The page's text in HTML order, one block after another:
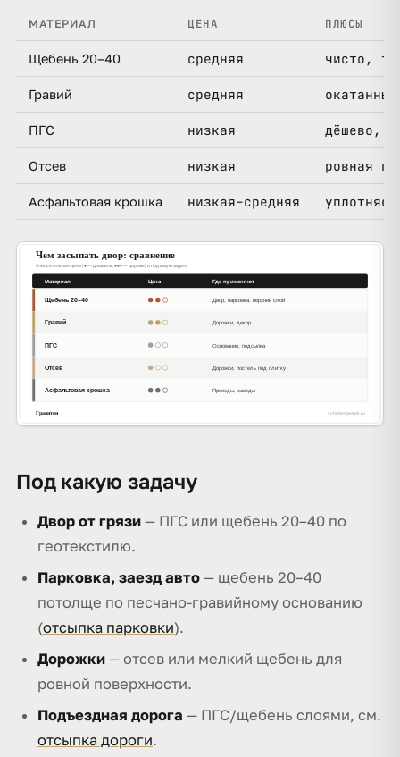
МАТЕРИАЛ ЦЕНА ПЛЮСЫ
Щебень 20–40 средняя чисто,
Гравий средняя
ПГС низкая дёшево,
Отсев низкая ровная
Асфальтовая крошка низкая–средняя
Под какую задачу
Двор от грязи — ПГС или щебень 20–40 по
геотекстилю.
Парковка, заезд авто — щебень 20–40
потолще по песчано-гравийному основанию
(отсыпка парковки).
Дорожки — отсев или мелкий щебень для
ровной поверхности.
Подъездная дорога — ПГС/щебень слоями, см.
отсыпка дороги.